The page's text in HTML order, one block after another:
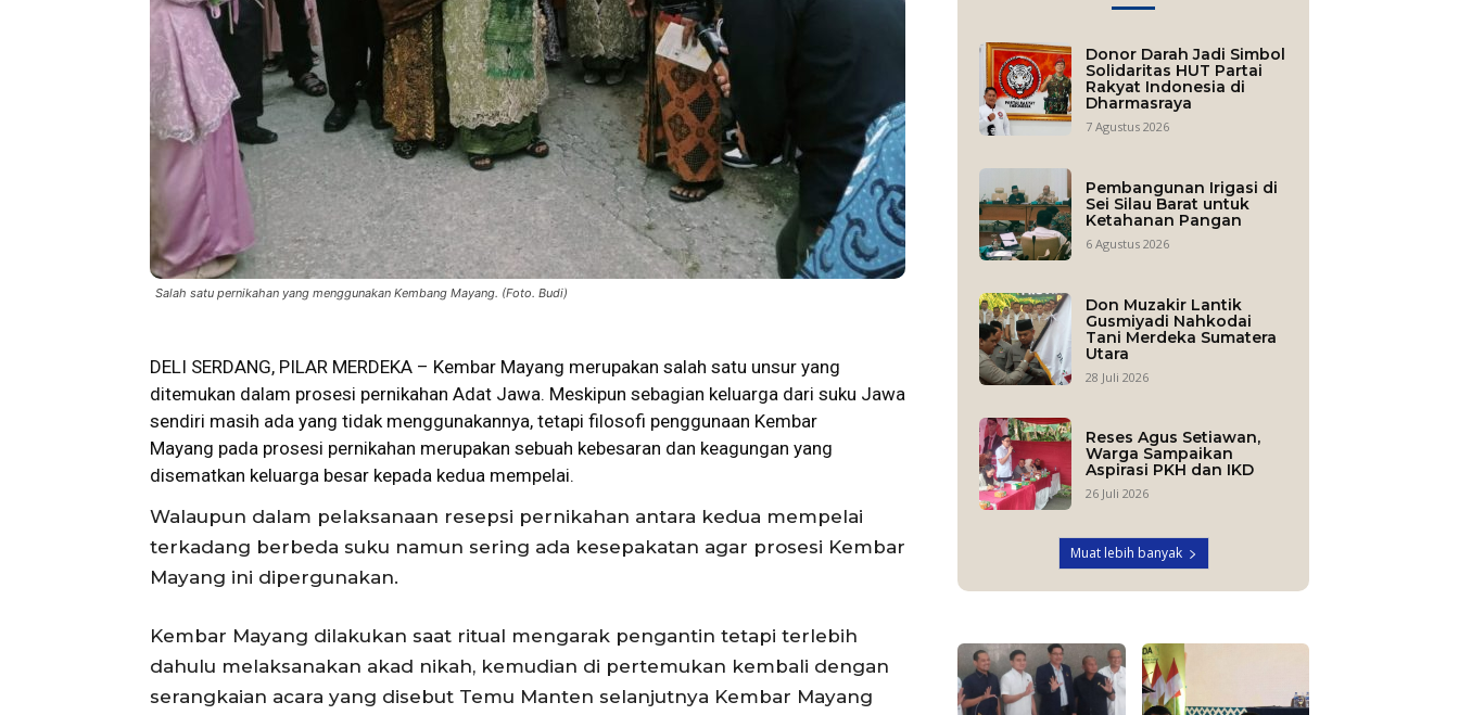
Salah satu pernikahan yang menggunakan Kembang Mayang. (Foto. Budi)
DELI SERDANG, PILAR MERDEKA – Kembar Mayang merupakan salah satu unsur yang
ditemukan dalam prosesi pernikahan Adat Jawa. Meskipun sebagian keluarga dari suku Jawa
sendiri masih ada yang tidak menggunakannya, tetapi filosofi penggunaan Kembar
Mayang pada prosesi pernikahan merupakan sebuah kebesaran dan keagungan yang
disematkan keluarga besar kepada kedua mempelai.
Walaupun dalam pelaksanaan resepsi pernikahan antara kedua mempelai
terkadang berbeda suku namun sering ada kesepakatan agar prosesi Kembar
Mayang ini dipergunakan.
Kembar Mayang dilakukan saat ritual mengarak pengantin tetapi terlebih
dahulu melaksanakan akad nikah, kemudian di pertemukan kembali dengan
serangkaian acara yang disebut Temu Manten selanjutnya Kembar Mayang
Donor Darah Jadi Simbol
Solidaritas HUT Partai
Rakyat Indonesia di
Dharmasraya
7 Agustus 2026
Pembangunan Irigasi di
Sei Silau Barat untuk
Ketahanan Pangan
6 Agustus 2026
Don Muzakir Lantik
Gusmiyadi Nahkodai
Tani Merdeka Sumatera
Utara
28 Juli 2026
Reses Agus Setiawan,
Warga Sampaikan
Aspirasi PKH dan IKD
26 Juli 2026
Muat lebih banyak